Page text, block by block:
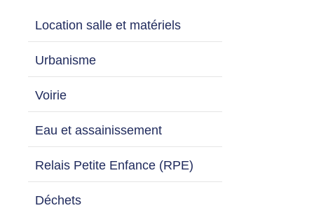
Location salle et matériels
Urbanisme
Voirie
Eau et assainissement
Relais Petite Enfance (RPE)
Déchets